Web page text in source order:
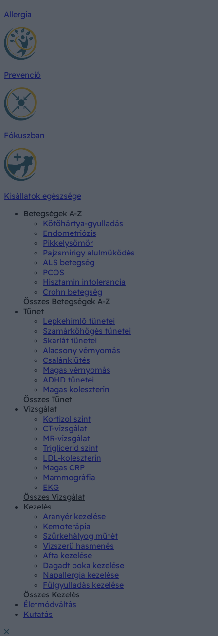
Allergia
Prevenció
Fókuszban
Kisállatok egészsége
Betegségek A-Z
Kötőhártya-gyulladás
Endometriózis
Pikkelysömör
Pajzsmirigy alulműködés
ALS betegség
PCOS
Hisztamin intolerancia
Crohn betegség
Összes Betegségek A-Z
Tünet
Lepkehimlő tünetei
Szamárköhögés tünetei
Skarlát tünetei
Alacsony vérnyomás
Csalánkiütés
Magas vérnyomás
ADHD tünetei
Magas koleszterin
Összes Tünet
Vizsgálat
Kortizol szint
CT-vizsgálat
MR-vizsgálat
Triglicerid szint
LDL-koleszterin
Magas CRP
Mammográfia
EKG
Összes Vizsgálat
Kezelés
Aranyér kezelése
Kemoterápia
Szürkehályog műtét
Vízszerű hasmenés
Afta kezelése
Dagadt boka kezelése
Napallergia kezelése
Fülgyulladás kezelése
Összes Kezelés
Életmódváltás
Kutatás